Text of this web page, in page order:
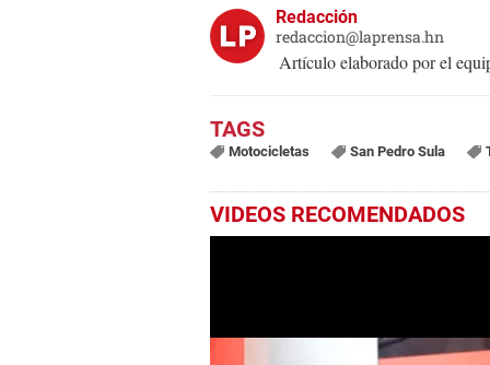
Redacción
redaccion@laprensa.hn
Artículo elaborado por el
Motocicletas San Pedro Sula
VIDEOS RECOMENDADOS